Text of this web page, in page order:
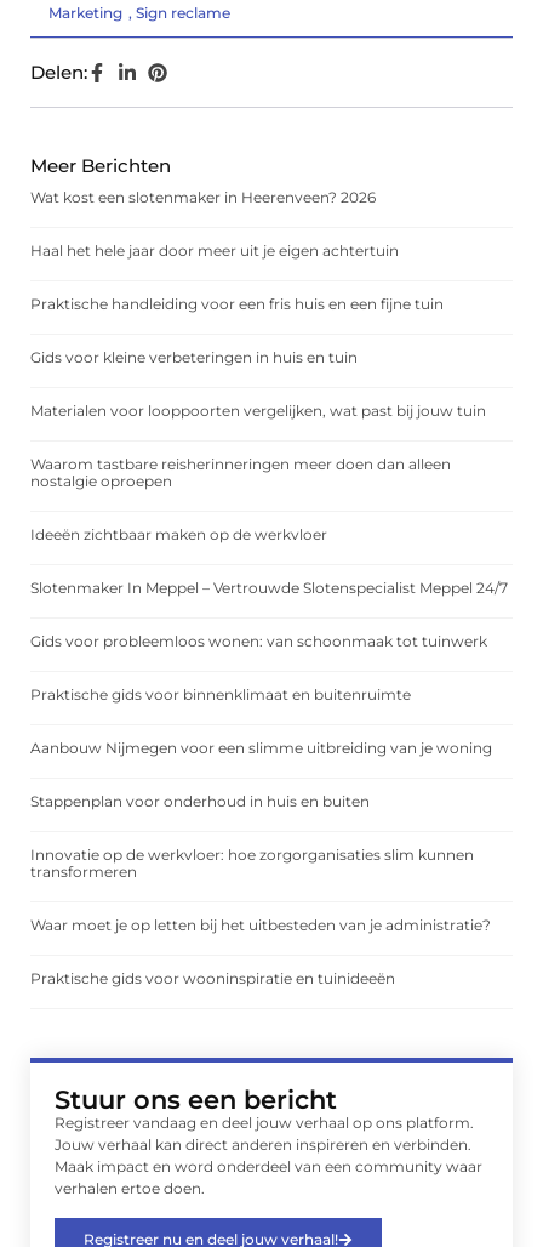
Marketing , Sign reclame
Delen:
Meer Berichten
Wat kost een slotenmaker in Heerenveen? 2026
Haal het hele jaar door meer uit je eigen achtertuin
Praktische handleiding voor een fris huis en een fijne tuin
Gids voor kleine verbeteringen in huis en tuin
Materialen voor looppoorten vergelijken, wat past bij jouw tuin
Waarom tastbare reisherinneringen meer doen dan alleen
nostalgie oproepen
Ideeën zichtbaar maken op de werkvloer
Slotenmaker In Meppel – Vertrouwde Slotenspecialist Meppel 24/7
Gids voor probleemloos wonen: van schoonmaak tot tuinwerk
Praktische gids voor binnenklimaat en buitenruimte
Aanbouw Nijmegen voor een slimme uitbreiding van je woning
Stappenplan voor onderhoud in huis en buiten
Innovatie op de werkvloer: hoe zorgorganisaties slim kunnen
transformeren
Waar moet je op letten bij het uitbesteden van je administratie?
Praktische gids voor wooninspiratie en tuinideeën
Stuur ons een bericht
Registreer vandaag en deel jouw verhaal op ons platform.
Jouw verhaal kan direct anderen inspireren en verbinden.
Maak impact en word onderdeel van een community waar
verhalen ertoe doen.
Registreer nu en deel jouw verhaal!